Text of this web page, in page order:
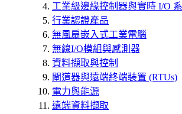
工業級邊緣控制器與實時 I/O
行業認證產品
無風扇嵌入式工業電腦
無線I/O模組與感測器
資料擷取與控制
閘道器與遠端終端裝置 (RTUs)
電力與能源
遠端資料擷取